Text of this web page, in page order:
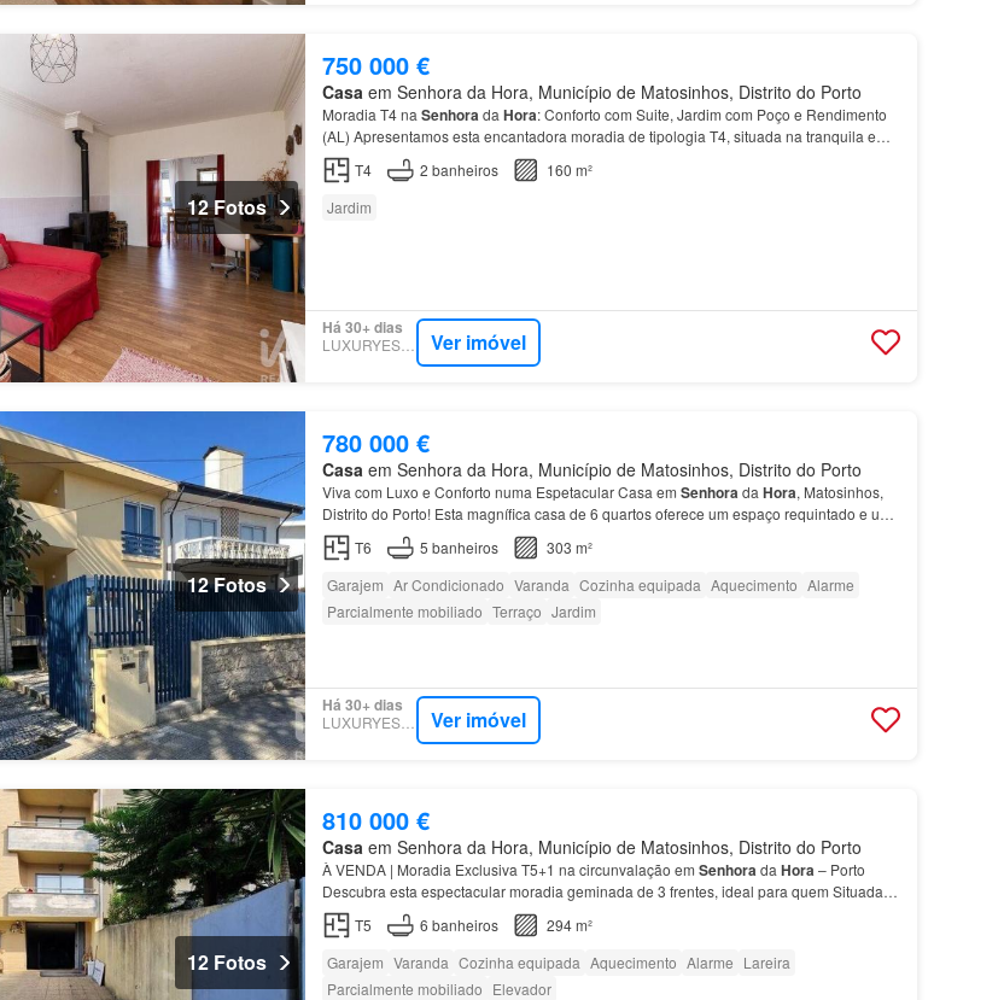
12 Fotos
750 000 €
Casa em Senhora da Hora, Município de Matosinhos, Distrito do Porto
Moradia T4 na Senhorada Hora: Conforto com Suite, Jardim com Poço e Rendimento
(AL) Apresentamos esta encantadora moradia de tipologia T4, situada na tranquila e
prestigiada zona da
da
T4 2 banheiros
160 m²
Jardim
Há 30+ dias
LUXURYESTATE Ver imóvel
12 Fotos
780 000 €
Casa em Senhora da Hora, Município de Matosinhos, Distrito do Porto
Viva com Luxo e Conforto numa Espetacular Casa em Senhorada Hora, Matosinhos,
Distrito do Porto! Esta magnífica casa de 6 quartos oferece um espaço requintado e uma
localização privilegiada em
Senhora
T6 5 banheiros
303 m²
Garajem Ar Condicionado Varanda Cozinha equipada Aquecimento Alarme
Parcialmente mobiliado Terraço Jardim
Há 30+ dias
LUXURYESTATE Ver imóvel
12 Fotos
810 000 €
Casa em Senhora da Hora, Município de Matosinhos, Distrito do Porto
À VENDA | Moradia Exclusiva T5+1 na circunvalação em Senhorada Hora– Porto
Descubra esta espectacular moradia geminada de 3 frentes, ideal para quem Situada
emSenhorada , a apenas 3 minutos do metro e a poucos minutos…
T5 6 banheiros
294 m²
Garajem Varanda Cozinha equipada Aquecimento Alarme Lareira
Parcialmente mobiliado Elevador